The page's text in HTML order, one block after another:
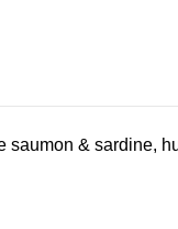
& sardine,